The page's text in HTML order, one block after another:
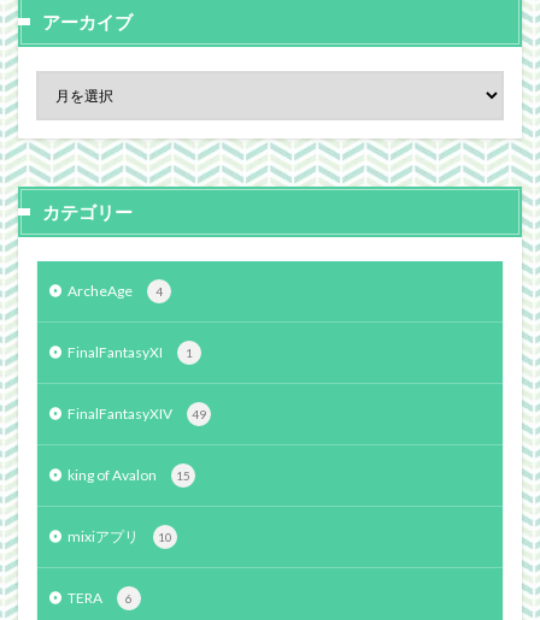
アーカイブ
カテゴリー
ArcheAge 4
FinalFantasyXI 1
FinalFantasyXIV 49
king of Avalon 15
mixiアプリ 10
TERA 6